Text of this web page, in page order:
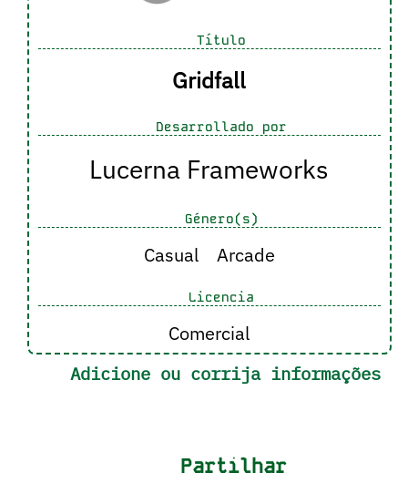
Título
Gridfall
Desarrollado por
Lucerna Frameworks
Género(s)
Casual Arcade
Licencia
Comercial
Adicione ou corrija informações
Partilhar